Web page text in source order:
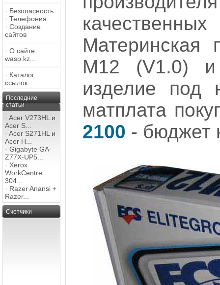
· Безопасность
· Телефония
· Создание
сайтов
· О сайте
wasp.kz...
· Каталог
ссылок
Последние
статьи
· Acer V273HL и
Acer S...
· Acer S271HL и
Acer H...
· Gigabyte GA-
Z77X-UP5...
· Xerox
WorkCentre
304...
· Razer Anansi +
Razer...
Счетчики
Материнская
M12 (V1.0) и
изделие под
матплата
2100 - бюджет